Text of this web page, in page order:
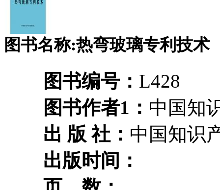
图书名称:热弯玻璃专利技术
图书编号： L428
图书作者1： 中国知
出 版 社： 中国知识
出版时间：